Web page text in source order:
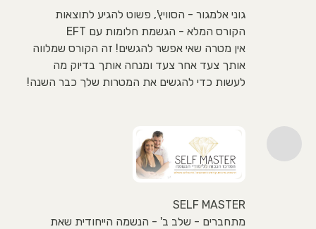
גוני אלמגור - הסוויץ', פשוט להגיע לתוצאות
הקורס המלא - הגשמת חלומות עם EFT
אין מטרה שאי אפשר להגשים! זה הקורס שמלווה
אותך צעד אחר צעד ומנחה אותך בדיוק מה
לעשות כדי להגשים את המטרות שלך כבר השנה!
SELF MASTER
מתחברים - שלב ב' - הנשמה הייחודית שאת